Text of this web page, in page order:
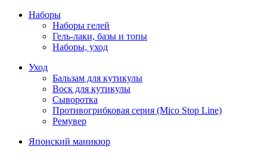
Наборы
Наборы гелей
Гель-лаки, базы и топы
Наборы, уход
Уход
Бальзам для кутикулы
Воск для кутикулы
Сыворотка
Противогрибковая серия (Mico Stop Line)
Ремувер
Японский маникюр